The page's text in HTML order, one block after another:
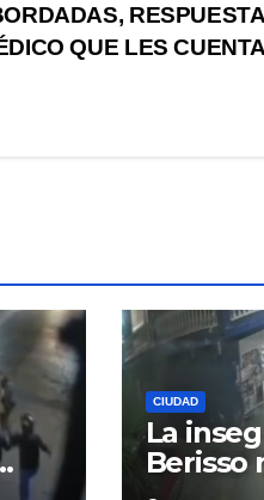
QUE LES
CIUDAD
La
Berisso